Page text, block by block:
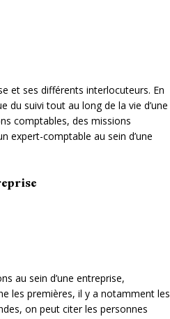
et ses différents interlocuteurs. En
du suivi tout au long de la vie d’une
comptables, des missions
expert-comptable au sein d’une
au sein d’une entreprise,
les premières, il y a notamment les
on peut citer les personnes